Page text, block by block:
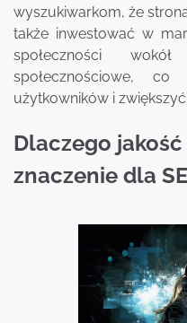
wyszukiwarkom, że
także inwestować w
społeczności
społecznościowe,
użytkowników i
Dlaczego
znaczenie dla